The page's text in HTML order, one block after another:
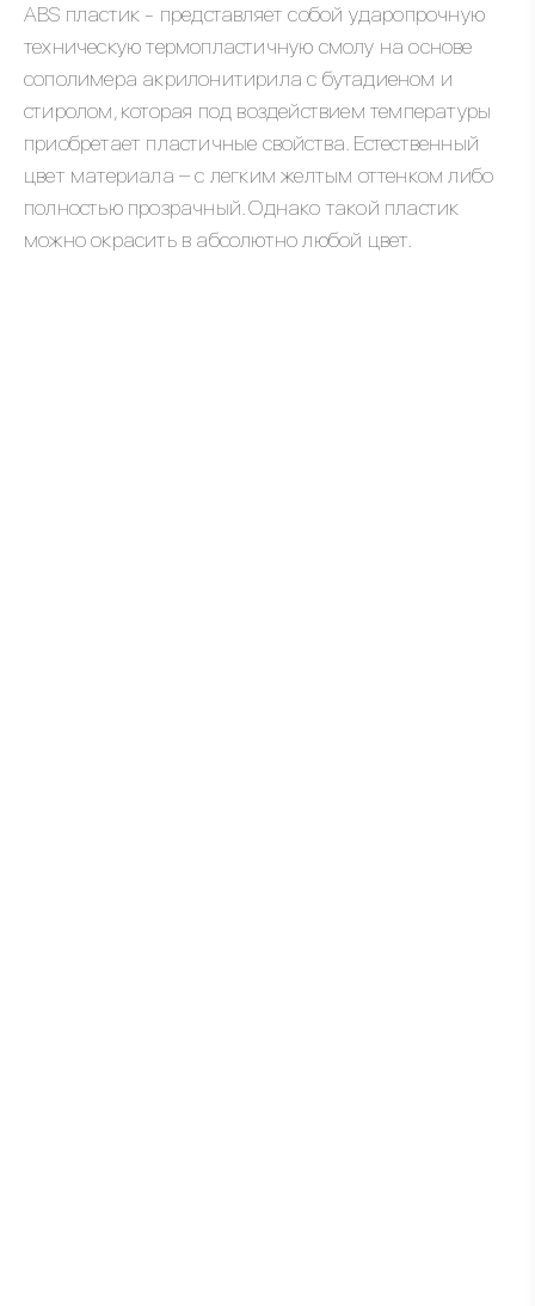
ABS пластик - представляет собой ударопрочную
техническую термопластичную смолу на основе
сополимера акрилонитирила с бутадиеном и
стиролом, которая под воздействием температуры
приобретает пластичные свойства. Естественный
цвет материала – с легким желтым оттенком либо
полностью прозрачный. Однако такой пластик
можно окрасить в абсолютно любой цвет.